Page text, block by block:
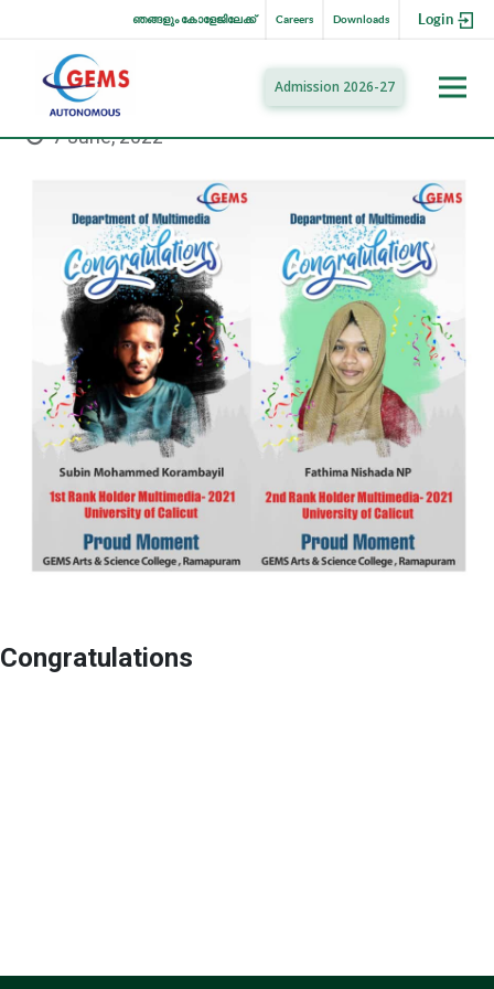
Login
Downloads
Careers
ഞങ്ങളും കോളേജിലേക്ക്
Admission 2026-27
Congratulations
7 June, 2022